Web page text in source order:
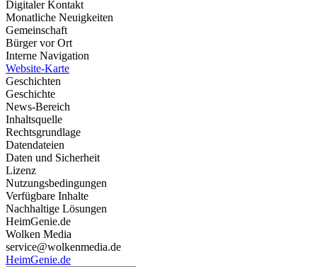
Digitaler Kontakt
Monatliche Neuigkeiten
Gemeinschaft
Bürger vor Ort
Interne Navigation
Website-Karte
Geschichten
Geschichte
News-Bereich
Inhaltsquelle
Rechtsgrundlage
Datendateien
Daten und Sicherheit
Lizenz
Nutzungsbedingungen
Verfügbare Inhalte
Nachhaltige Lösungen
HeimGenie.de
Wolken Media
service@wolkenmedia.de
HeimGenie.de